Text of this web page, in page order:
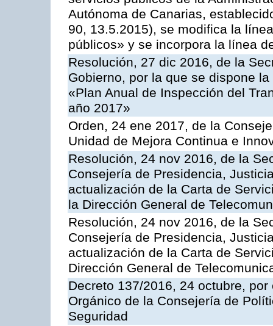
Autónoma de Canarias,
90, 13.5.2015), se modifica la
públicos» y se incorpora la línea
Resolución, 27 dic 2016, de la
Gobierno, por la que se dispone
«Plan Anual de Inspección del
año 2017»
Orden, 24 ene 2017, de la
Unidad de Mejora Continua e
Resolución, 24 nov 2016, de la
Consejería de Presidencia,
actualización de la Carta de
la Dirección General de
Resolución, 24 nov 2016, de la
Consejería de Presidencia,
actualización de la Carta de
Dirección General de
Decreto 137/2016, 24 octubre,
Orgánico de la Consejería de
Seguridad